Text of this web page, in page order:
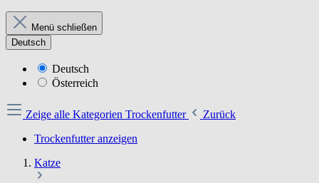
Menü schließen
Deutsch
Deutsch
Österreich
Zeige alle Kategorien Trockenfutter
Zurück
Trockenfutter anzeigen
Katze